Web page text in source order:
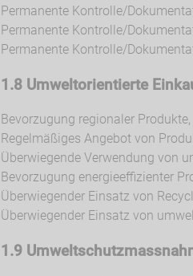
Permanente Kontrolle/
Permanente Kontrolle/
Permanente Kontrolle/
1.8 Umweltorientierte
Bevorzugung regionaler
Regelmäßiges Angebot von
Überwiegende Verwendung von
Bevorzugung energieeffizienter
Überwiegender Einsatz von
Überwiegender Einsatz von
1.9